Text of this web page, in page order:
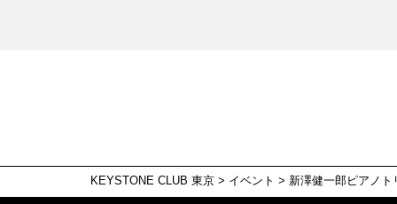
KEYSTONE CLUB 東京 > イベント > 新澤健一郎ピアノト